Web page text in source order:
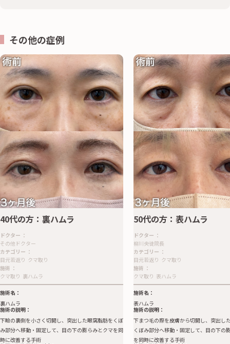
その他の症例
40代の方：裏ハムラ
ドクター ：
その他ドクター
カテゴリー ：
目元若返り クマ取り
施術 ：
クマ取り 裏ハムラ
施術名：
裏ハムラ
施術の説明：
下瞼の裏側を小さく切開し、突出した眼窩脂肪をくぼ
み部分へ移動・固定して、目の下の膨らみとクマを同
時に改善する手術
50代の方：表ハムラ
ドクター ：
柳川央徒院長
カテゴリー ：
目元若返り クマ取り
施術 ：
クマ取り 表ハムラ
施術名：
表ハムラ
施術の説明：
下まつ毛の際を皮膚から切開し、突出し
くぼみ部分へ移動・固定して、目の下の
を同時に改善する手術